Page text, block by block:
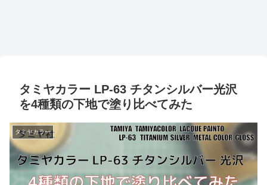
タミヤカラー LP-63 チタンシルバー光沢
を4種類の下地で塗り比べてみた
タミヤカラー